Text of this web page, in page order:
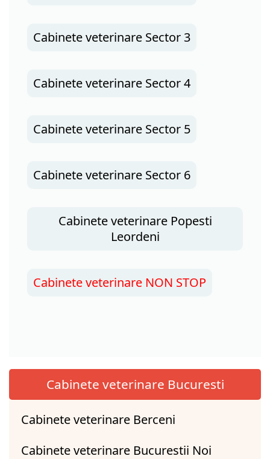
Cabinete veterinare Sector 3
Cabinete veterinare Sector 4
Cabinete veterinare Sector 5
Cabinete veterinare Sector 6
Cabinete veterinare Popesti
Leordeni
Cabinete veterinare NON STOP
Cabinete veterinare Bucuresti
Cabinete veterinare Berceni
Cabinete veterinare Bucurestii Noi